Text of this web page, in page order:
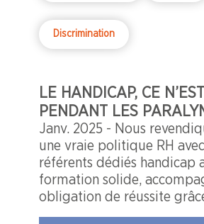
Discrimination
LE HANDICAP, CE
PENDANT LES
Janv. 2025 - Nous
une vraie politique RH
référents dédiés handicap
formation solide,
obligation de réussite
volonté concrète et